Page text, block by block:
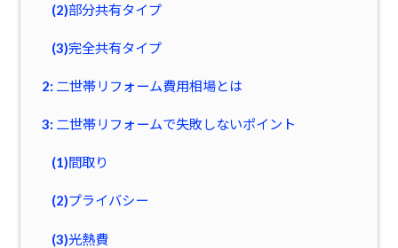
(2)部分共有タイプ
(3)完全共有タイプ
2: 二世帯リフォーム費用相場とは
3: 二世帯リフォームで失敗しないポイント
(1)間取り
(2)プライバシー
(3)光熱費